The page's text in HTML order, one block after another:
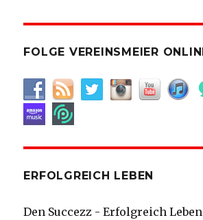
FOLGE VEREINSMEIER
ERFOLGREICH LEBEN
Den Succezz - Erfolgreich